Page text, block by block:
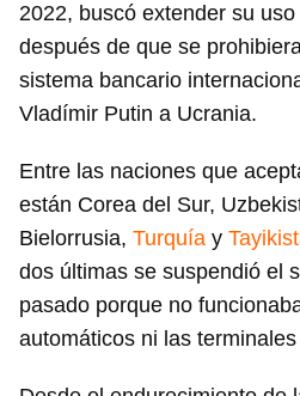
2022, buscó extender su
después de que se
sistema bancario
Vladímir Putin a Ucrania.
Entre las naciones que
están Corea del Sur,
Bielorrusia, Turquía y
dos últimas se suspendió el
pasado porque no
automáticos ni las